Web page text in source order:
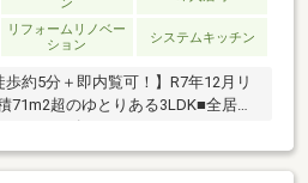
ン
リフォームリノベー
ション
システムキッチン
歩約5分＋即内覧可！】R7年12月リ
71m2超のゆとりある3LDK■全居室
豊富